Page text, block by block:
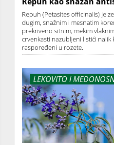
Repuh (Petasites officinalis) je
dugim, snažnim i mesnatim
prekriveno sitnim, mekim
crvenkasti nazubljeni listići nalik
raspoređeni u rozete.
LEKOVITO I